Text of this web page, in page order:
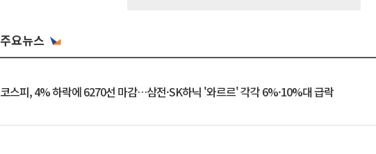
주요뉴스
코스피, 4% 하락에 6270선 마감…삼전·SK하닉 '와르르' 각각 6%·10%대 급락